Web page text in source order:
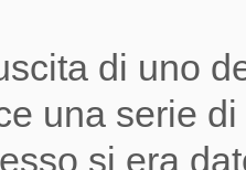
di uno
una serie
si era